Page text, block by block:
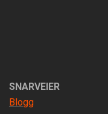
SNARVEIER
Blogg